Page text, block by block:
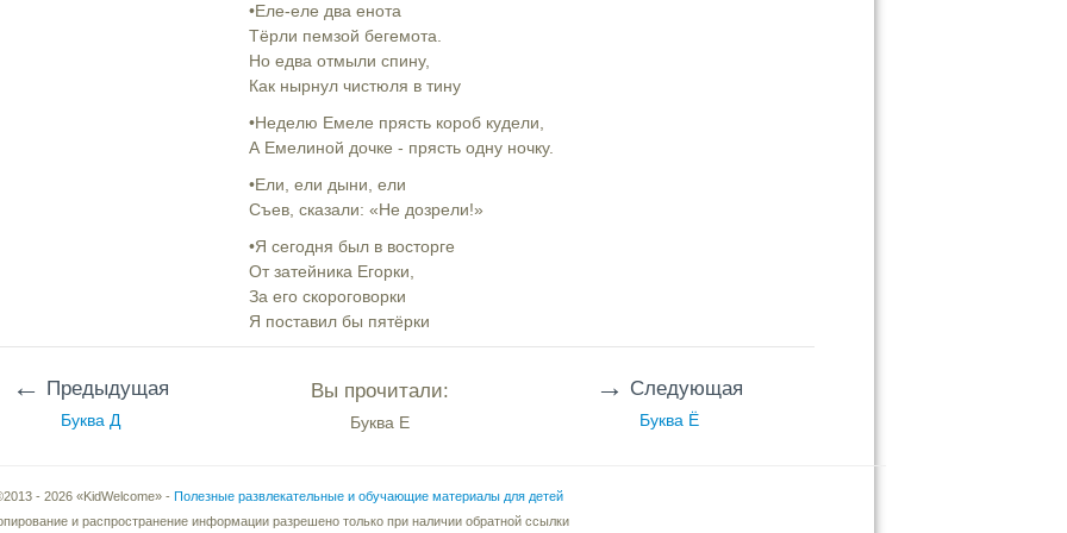
•Еле-еле два енота
Тёрли пемзой бегемота.
Но едва отмыли спину,
Как нырнул чистюля в тину
•Неделю Емеле прясть короб кудели,
А Емелиной дочке - прясть одну ночку.
•Ели, ели дыни, ели
Съев, сказали: «Не дозрели!»
•Я сегодня был в восторге
От затейника Егорки,
За его скороговорки
Я поставил бы пятёрки
← Предыдущая
Буква Д
Вы прочитали:
Буква Е
→ Следующая
Буква Ё
- 2026 «KidWelcome» - Полезные развлекательные и обучающие материалы для детей
и распространение информации разрешено только при наличии обратной ссылки